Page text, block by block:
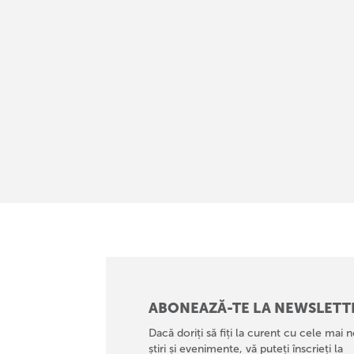
ABONEAZĂ-TE LA
Dacă doriți să fiți la curent cu cele mai
știri și evenimente, vă puteți înscrieți la